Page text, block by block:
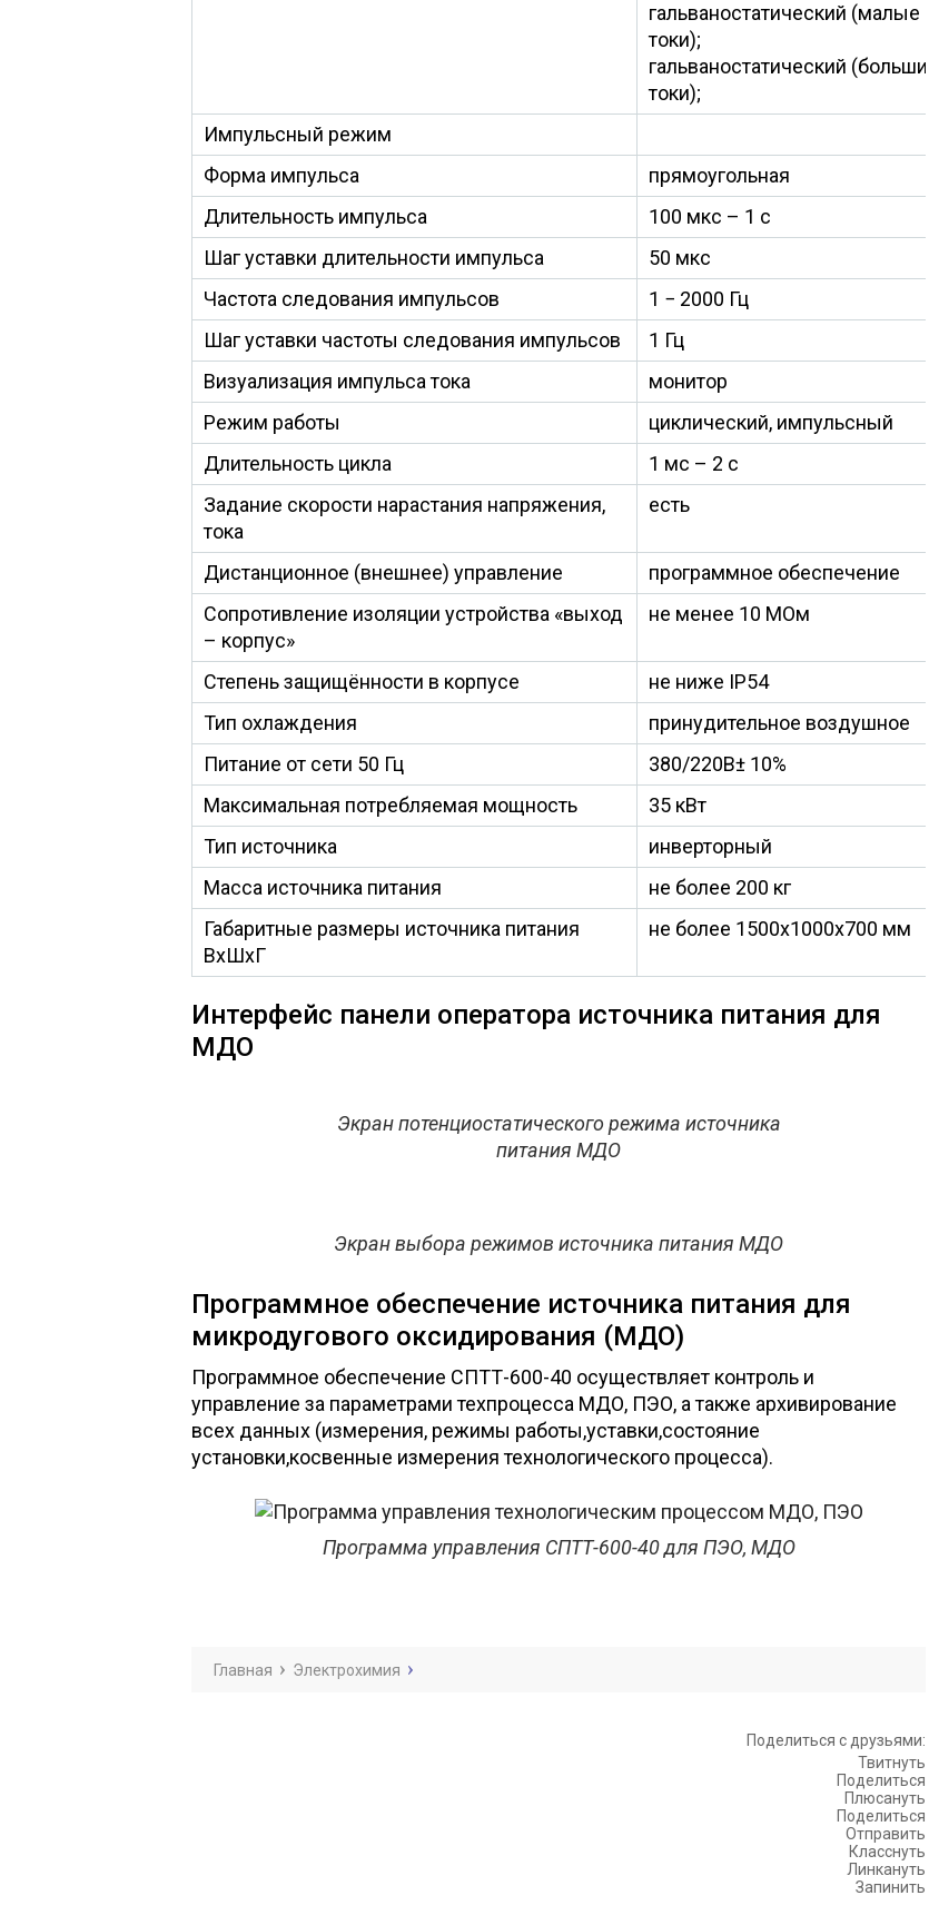
гальваностатический (малые
токи);
гальваностатический (большие
токи);
Импульсный режим
Форма импульса
прямоугольная
Длительность импульса
100 мкс – 1 с
Шаг уставки длительности импульса
50 мкс
Частота следования импульсов
1 − 2000 Гц
Шаг уставки частоты следования импульсов
1 Гц
Визуализация импульса тока
монитор
Режим работы
циклический, импульсный
Длительность цикла
1 мс – 2 с
Задание скорости нарастания напряжения,
тока
есть
Дистанционное (внешнее) управление
программное обеспечение
Сопротивление изоляции устройства «выход
– корпус»
не менее 10 МОм
Степень защищённости в корпусе
не ниже IP54
Тип охлаждения
принудительное воздушное
Питание от сети 50 Гц
380/220В± 10%
Максимальная потребляемая мощность
35 кВт
Тип источника
инверторный
Масса источника питания
не более 200 кг
Габаритные размеры источника питания
ВхШхГ
не более 1500х1000х700 мм
Интерфейс панели оператора источника питания для
МДО
Экран потенциостатического режима источника
питания МДО
Экран выбора режимов источника питания МДО
Программное обеспечение источника питания для
микродугового оксидирования (МДО)
Программное обеспечение СПТТ-600-40 осуществляет контроль и
управление за параметрами техпроцесса МДО, ПЭО, а также архивирование
всех данных (измерения, режимы работы,уставки,состояние
установки,косвенные измерения технологического процесса).
Программа управления СПТТ-600-40 для ПЭО, МДО
Главная Электрохимия
Поделиться с друзьями:
Твитнуть
Поделиться
Плюсануть
Поделиться
Отправить
Класснуть
Линкануть
Запинить